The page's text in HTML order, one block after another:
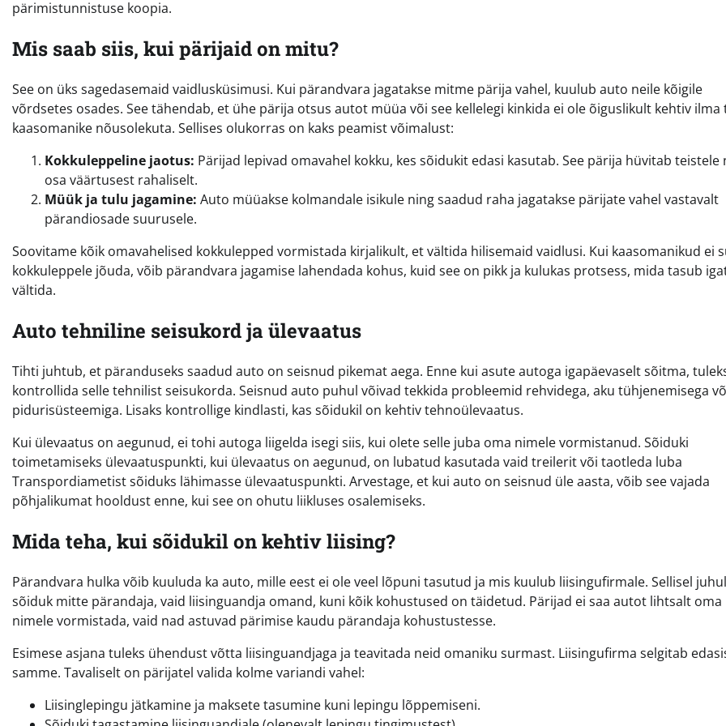
pärimistunnistuse koopia.
Mis saab siis, kui pärijaid on mitu?
See on üks sagedasemaid vaidlusküsimusi. Kui pärandvara jagatakse mitme pärija vahel, kuulub auto neile kõigile
võrdsetes osades. See tähendab, et ühe pärija otsus autot müüa või see kellelegi kinkida ei ole õiguslikult kehtiv ilma
kaasomanike nõusolekuta. Sellises olukorras on kaks peamist võimalust:
Kokkuleppeline jaotus: Pärijad lepivad omavahel kokku, kes sõidukit edasi kasutab. See pärija hüvitab teistele
osa väärtusest rahaliselt.
Müük ja tulu jagamine: Auto müüakse kolmandale isikule ning saadud raha jagatakse pärijate vahel vastavalt
pärandiosade suurusele.
Soovitame kõik omavahelised kokkulepped vormistada kirjalikult, et vältida hilisemaid vaidlusi. Kui kaasomanikud ei
kokkuleppele jõuda, võib pärandvara jagamise lahendada kohus, kuid see on pikk ja kulukas protsess, mida tasub
vältida.
Auto tehniline seisukord ja ülevaatus
Tihti juhtub, et päranduseks saadud auto on seisnud pikemat aega. Enne kui asute autoga igapäevaselt sõitma,
kontrollida selle tehnilist seisukorda. Seisnud auto puhul võivad tekkida probleemid rehvidega, aku tühjenemisega
pidurisüsteemiga. Lisaks kontrollige kindlasti, kas sõidukil on kehtiv tehnoülevaatus.
Kui ülevaatus on aegunud, ei tohi autoga liigelda isegi siis, kui olete selle juba oma nimele vormistanud. Sõiduki
toimetamiseks ülevaatuspunkti, kui ülevaatus on aegunud, on lubatud kasutada vaid treilerit või taotleda luba
Transpordiametist sõiduks lähimasse ülevaatuspunkti. Arvestage, et kui auto on seisnud üle aasta, võib see vajada
põhjalikumat hooldust enne, kui see on ohutu liikluses osalemiseks.
Mida teha, kui sõidukil on kehtiv liising?
Pärandvara hulka võib kuuluda ka auto, mille eest ei ole veel lõpuni tasutud ja mis kuulub liisingufirmale. Sellisel
sõiduk mitte pärandaja, vaid liisinguandja omand, kuni kõik kohustused on täidetud. Pärijad ei saa autot lihtsalt oma
nimele vormistada, vaid nad astuvad pärimise kaudu pärandaja kohustustesse.
Esimese asjana tuleks ühendust võtta liisinguandjaga ja teavitada neid omaniku surmast. Liisingufirma selgitab
samme. Tavaliselt on pärijatel valida kolme variandi vahel:
Liisinglepingu jätkamine ja maksete tasumine kuni lepingu lõppemiseni.